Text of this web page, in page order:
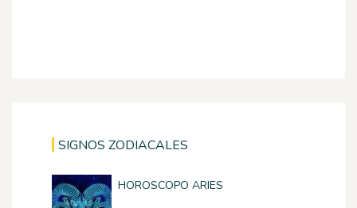
SIGNOS ZODIACALES
HOROSCOPO ARIES